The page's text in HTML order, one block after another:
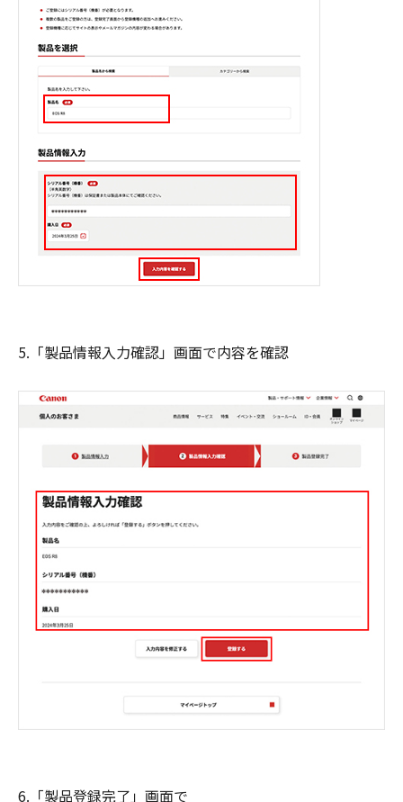
5.「製品情報入力確認」画面で内容を確認
6.「製品登録完了」画面で